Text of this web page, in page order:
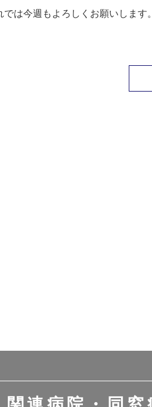
では今週もよろしくお願いします。